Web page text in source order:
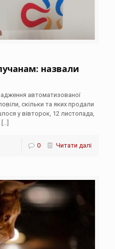
назвали
автоматизованої
скільки та яких продали
у вівторок, 12 листопада,
[…]
0 Читати далі